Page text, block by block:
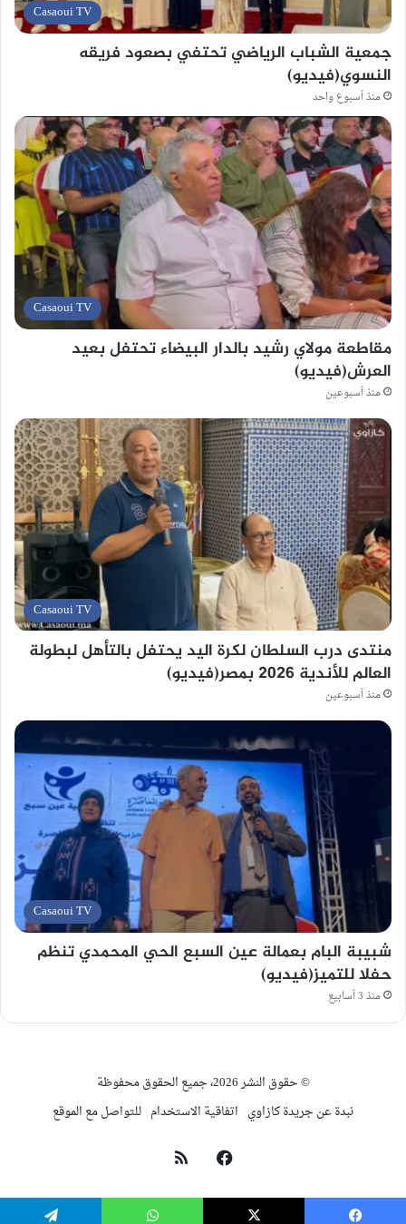
Casaoui TV
جمعية الشباب الرياضي تحتفي بصعود فريقه
النسوي(فيديو)
منذ أسبوع واحد
Casaoui TV
مقاطعة مولاي رشيد بالدار البيضاء تحتفل بعيد
العرش(فيديو)
منذ أسبوعين
Casaoui TV
منتدى درب السلطان لكرة اليد يحتفل بالتأهل لبطولة
العالم للأندية 2026 بمصر(فيديو)
منذ أسبوعين
Casaoui TV
شبيبة البام بعمالة عين السبع الحي المحمدي تنظم
حفلا للتميز(فيديو)
منذ 3 أسابيع
© حقوق النشر 2026، جميع الحقوق محفوظة
نبدة عن جريدة كازاوي اتفاقية الاستخدام للتواصل مع الموقع
فيسبوك
الموقع